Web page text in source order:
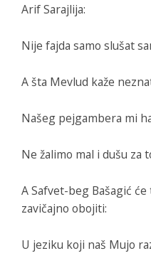
Arif Sarajlija:
Nije fajda samo slušat
A šta Mevlud kaže
Našeg pejgambera mi
Ne žalimo mal i dušu za
A Safvet-beg Bašagić
zavičajno obojiti:
U jeziku koji naš Mujo